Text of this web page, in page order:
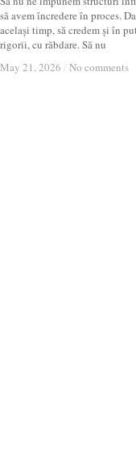
să avem încredere în proces.
același timp, să credem și în
rigorii, cu răbdare. Să nu
May 21, 2026 / No comments
May 21, 2026 / No comments